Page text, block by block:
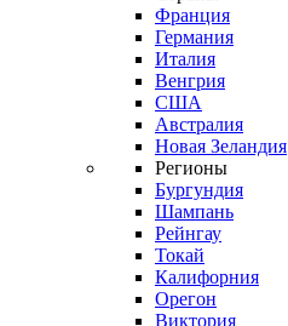
Франция
Германия
Италия
Венгрия
США
Австралия
Новая Зеландия
Регионы
Бургундия
Шампань
Рейнгау
Токай
Калифорния
Орегон
Виктория